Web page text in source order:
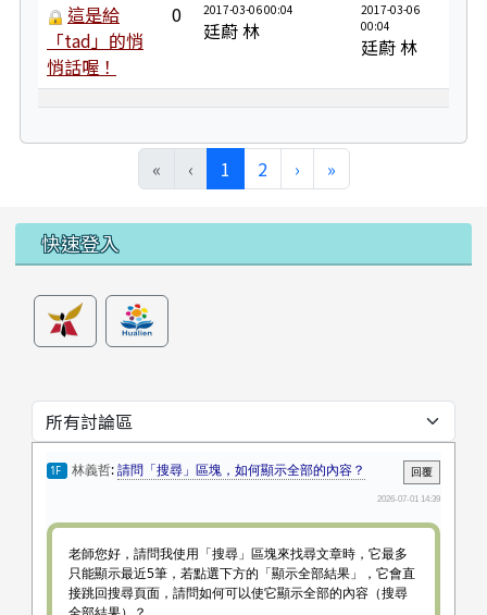
這是給
「tad」的悄
悄話喔！
0 2017-03-06 00:04
廷蔚 林
2017-03-06
00:04
廷蔚 林
« ‹ 1 (目前頁次)
2 ›下一頁
»最後頁
左邊區域內容
快速登入